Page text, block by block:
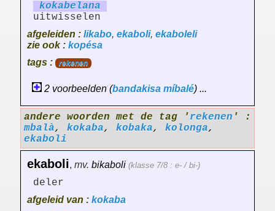
kokabelana
uitwisselen
afgeleiden : likabo, ekaboli, ekaboleli
zie ook : kopésa
tags :
rekenen
2 voorbeelden (bandakisa míbalé) ...
andere woorden met de tag ' rekenen ' :
mbalà, kokaba, kobaka, kolonga,
ekaboli
ekaboli, mv. bikaboli (klasse 7/8 : e- / bi-)
deler
afgeleid van : kokaba